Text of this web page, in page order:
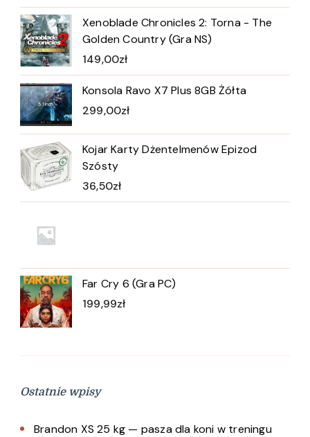
Xenoblade Chronicles 2: Torna - The
Golden Country (Gra NS)
149,00zł
Konsola Ravo X7 Plus 8GB Żółta
299,00zł
Kojar Karty Dżentelmenów Epizod
Szósty
36,50zł
Far Cry 6 (Gra PC)
199,99zł
Ostatnie wpisy
Brandon XS 25 kg — pasza dla koni w treningu